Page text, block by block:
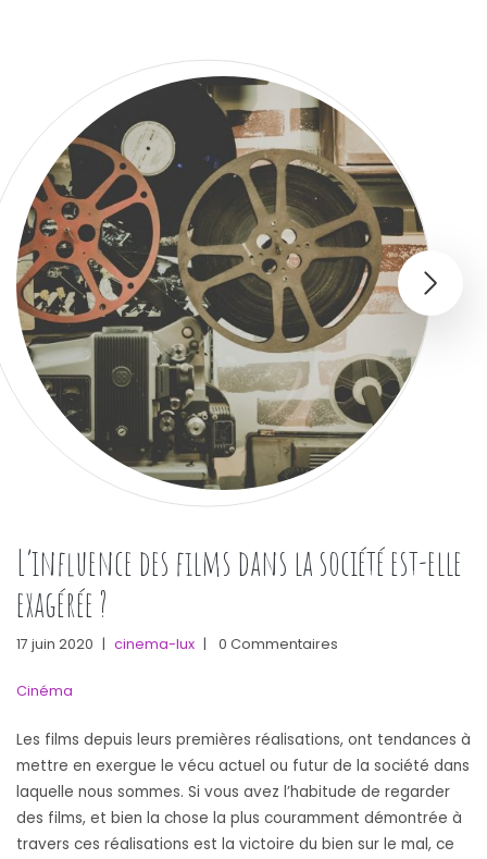
L’influence des films dans la société est-elle
exagérée ?
17 juin 2020 | cinema-lux | 0 Commentaires
Cinéma
Les films depuis leurs premières réalisations, ont tendances à
mettre en exergue le vécu actuel ou futur de la société dans
laquelle nous sommes. Si vous avez l’habitude de regarder
des films, et bien la chose la plus couramment démontrée à
travers ces réalisations est la victoire du bien sur le mal, ce